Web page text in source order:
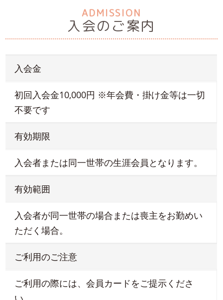
ADMISSION
入会のご案内
入会金
初回入会金10,000円 ※年会費・掛け金等は一切
不要です
有効期限
入会者または同一世帯の生涯会員となります。
有効範囲
入会者が同一世帯の場合または喪主をお勤めい
ただく場合。
ご利用のご注意
ご利用の際には、会員カードをご提示くださ